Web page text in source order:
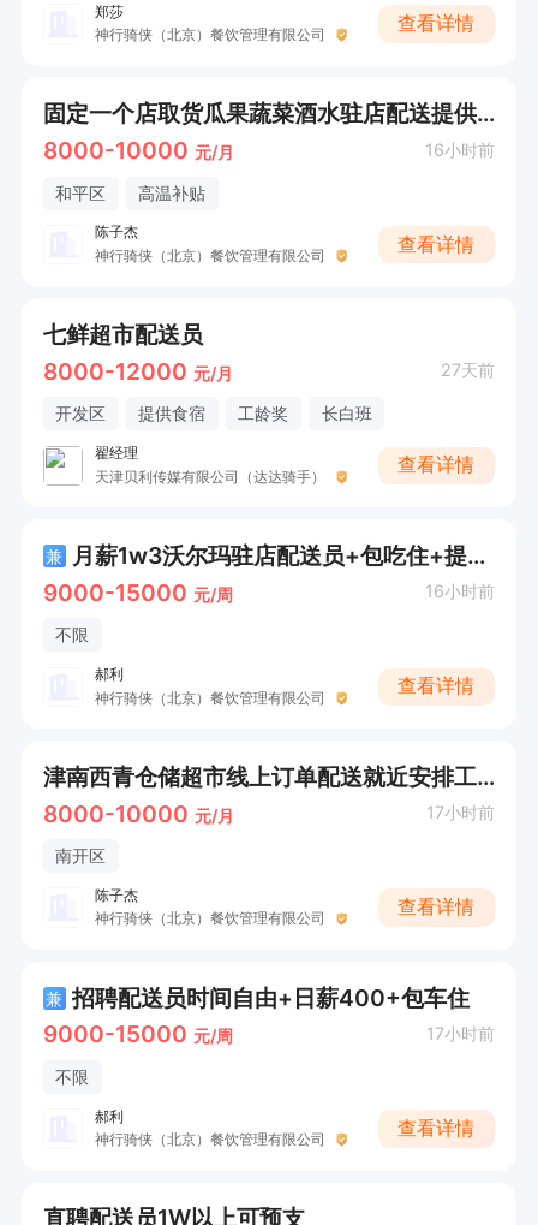
郑莎
神行骑侠（北京）餐饮管理有限公司
查看详情
固定一个店取货瓜果蔬菜酒水驻店配送提供车住每天300-400收入
8000-10000 元/月 16小时前
和平区 高温补贴
陈子杰
神行骑侠（北京）餐饮管理有限公司
查看详情
七鲜超市配送员
8000-12000 元/月 27天前
开发区 提供食宿 工龄奖 长白班
翟经理
天津贝利传媒有限公司（达达骑手）
查看详情
兼
月薪1w3沃尔玛驻店配送员+包吃住+提供车
9000-15000 元/周 16小时前
不限
郝利
神行骑侠（北京）餐饮管理有限公司
查看详情
津南西青仓储超市线上订单配送就近安排工作时间自由每天300+收入，可以周结工资
8000-10000 元/月 17小时前
南开区
陈子杰
神行骑侠（北京）餐饮管理有限公司
查看详情
兼 招聘配送员时间自由+日薪400+包车住
9000-15000 元/周 17小时前
不限
郝利
神行骑侠（北京）餐饮管理有限公司
查看详情
直聘配送员1W以上可预支